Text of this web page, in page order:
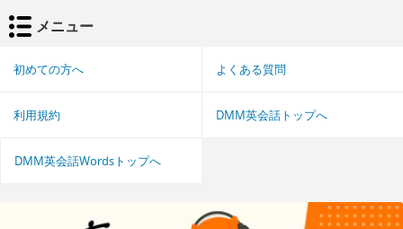
メニュー
初めての方へ よくある質問
利用規約 DMM英会話トップへ
DMM英会話Wordsトップへ